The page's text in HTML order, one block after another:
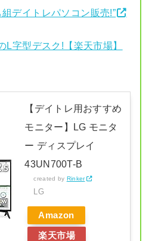
デイトレパソコン販売!”
字型デスク!【楽天市場】
【デイトレ用おすすめ
モニター】LG モニタ
ー ディスプレイ
43UN700T-B
created by Rinker
LG
Amazon
楽天市場